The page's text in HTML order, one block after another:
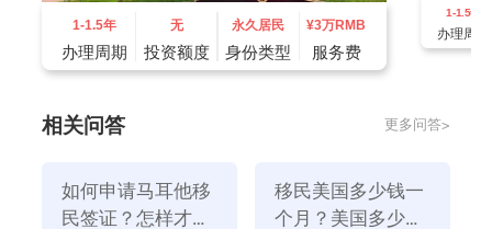
程师在整个过程中是必不可少的。为了确保他们的安全
运行，从事此类工作的人员需要现场维护这些系统和组
1-1.5年
办理周期
无
投资额度
永久居民
身份类型
¥3万RMB
服务费
1-1.5年
办理周期
相关问答 更多问答>
如何申请马耳他移
民签证？怎样才能
移民美国多少钱一
个月？美国多少钱